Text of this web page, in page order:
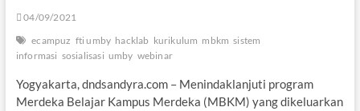
04/09/2021
ecampuz fti umby hacklab kurikulum mbkm sistem
informasi sosialisasi umby webinar
Yogyakarta, dndsandyra.com – Menindaklanjuti program
Merdeka Belajar Kampus Merdeka (MBKM) yang dikeluarkan